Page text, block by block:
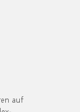
auf